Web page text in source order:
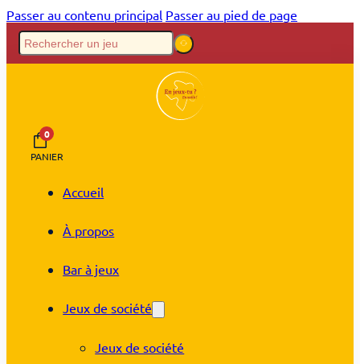
Passer au contenu principal Passer au pied de page
0
PANIER
Accueil
À propos
Bar à jeux
Jeux de société
Jeux de société